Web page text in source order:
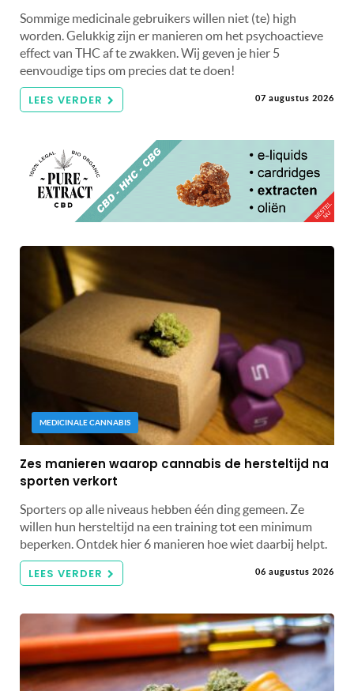
Sommige medicinale gebruikers willen niet (te) high
worden. Gelukkig zijn er manieren om het psychoactieve
effect van THC af te zwakken. Wij geven je hier 5
eenvoudige tips om precies dat te doen!
LEES VERDER 07 augustus 2026
MEDICINALE CANNABIS
Zes manieren waarop cannabis de hersteltijd na
sporten verkort
Sporters op alle niveaus hebben één ding gemeen. Ze
willen hun hersteltijd na een training tot een minimum
beperken. Ontdek hier 6 manieren hoe wiet daarbij helpt.
LEES VERDER 06 augustus 2026